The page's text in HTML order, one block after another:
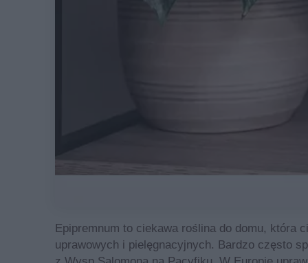
Epipremnum to ciekawa roślina do domu, która
uprawowych i pielęgnacyjnych. Bardzo często